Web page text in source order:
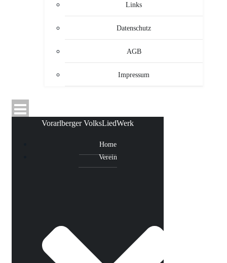
Links
Datenschutz
AGB
Impressum
Vorarlberger VolksLiedWerk
Home
Verein